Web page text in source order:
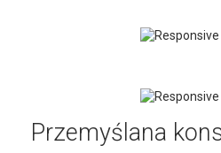
Przemyślana